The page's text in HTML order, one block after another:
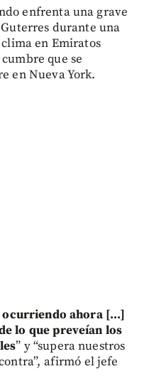
enfrenta una grave
durante una
en Emiratos
que se
en Nueva York.
ocurriendo ahora [...]
lo que preveían los
” y “supera nuestros
afirmó el jefe